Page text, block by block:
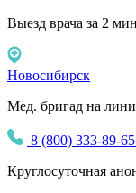
Выезд врача за 2 мин
Новосибирск
Мед. бригад на
8 (800) 333-89-65
Круглосуточная